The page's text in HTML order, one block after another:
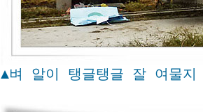
▲벼 알이 탱글탱글 잘 여물